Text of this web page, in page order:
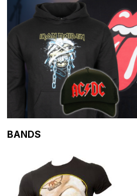
Produktgalerie überspringen
BANDS